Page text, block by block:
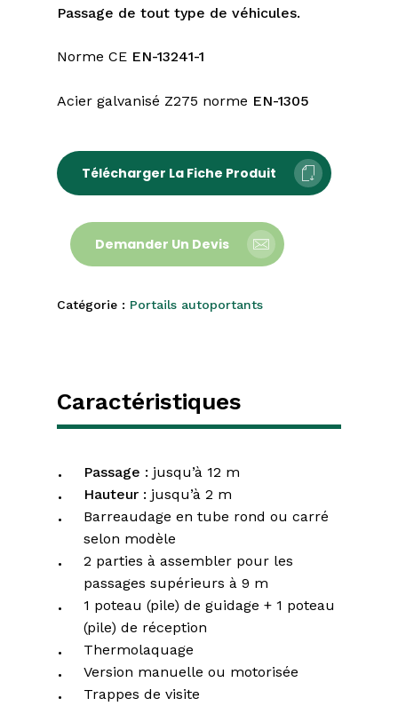
Passage de tout type de véhicules.
Norme CE EN-13241-1
Acier galvanisé Z275 norme EN-1305
Télécharger La Fiche Produit
Demander Un Devis
Catégorie : Portails autoportants
Caractéristiques
Passage : jusqu’à 12 m
Hauteur : jusqu’à 2 m
Barreaudage en tube rond ou carré
selon modèle
2 parties à assembler pour les
passages supérieurs à 9 m
1 poteau (pile) de guidage + 1 poteau
(pile) de réception
Thermolaquage
Version manuelle ou motorisée
Trappes de visite